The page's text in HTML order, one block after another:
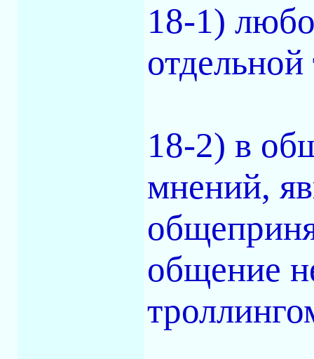
18-1)
18-2) в
мнений,
общение